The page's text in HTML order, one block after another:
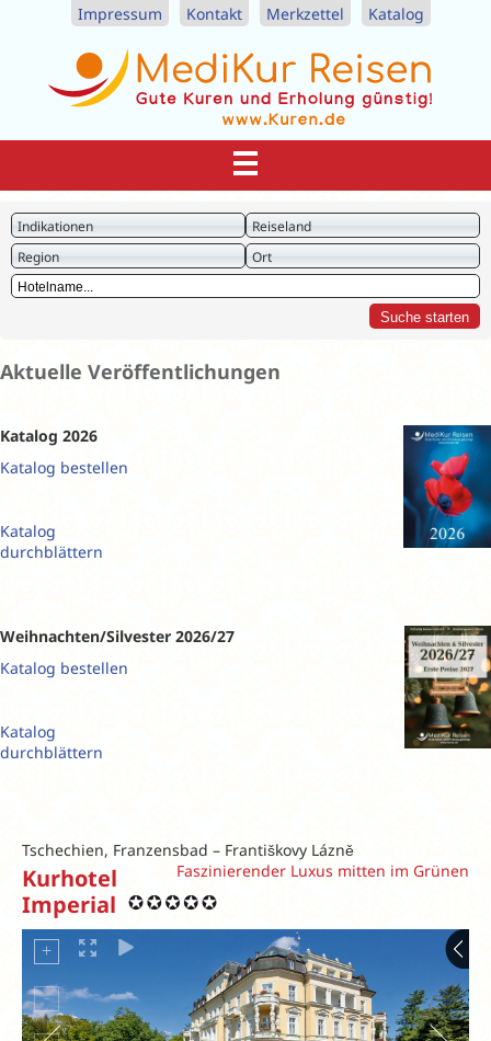
Impressum Kontakt Merkzettel Katalog
Indikationen
Reiseland
Region
Ort
Aktuelle Veröffentlichungen
Katalog 2026
Katalog bestellen
Katalog
durchblättern
Weihnachten/Silvester 2026/27
Katalog bestellen
Katalog
durchblättern
Tschechien, Franzensbad – Františkovy Lázně
Faszinierender Luxus mitten im Grünen
Kurhotel
Imperial